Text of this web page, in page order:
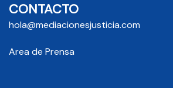
CONTACTO
hola@mediacionesjusticia.com
Area de Prensa